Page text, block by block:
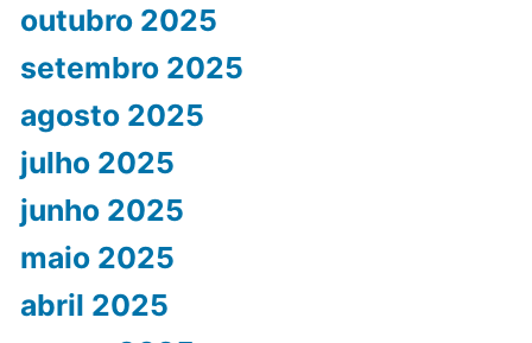
outubro 2025
setembro 2025
agosto 2025
julho 2025
junho 2025
maio 2025
abril 2025